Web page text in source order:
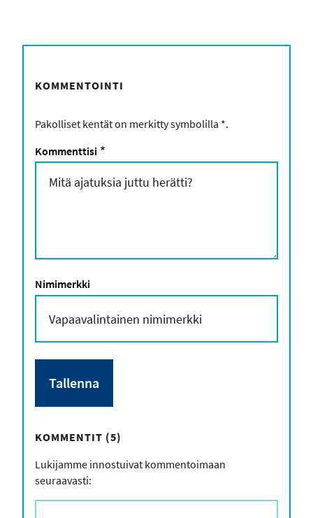
KOMMENTOINTI
Pakolliset kentät on merkitty symbolilla *.
Kommenttisi *
Nimimerkki
KOMMENTIT (5)
Lukijamme innostuivat kommentoimaan
seuraavasti: